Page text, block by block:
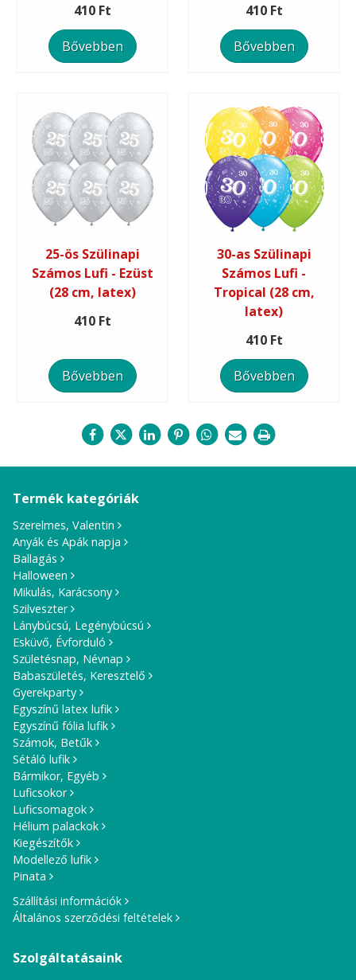
410 Ft
Bővebben
410 Ft
Bővebben
25-ös Szülinapi
Számos Lufi - Ezüst
(28 cm, latex)
410 Ft
Bővebben
30-as Szülinapi
Számos Lufi -
Tropical (28 cm,
latex)
410 Ft
Bővebben
Termék kategóriák
Szerelmes, Valentin
Anyák és Apák napja
Ballagás
Halloween
Mikulás, Karácsony
Szilveszter
Lánybúcsú, Legénybúcsú
Esküvő, Évforduló
Születésnap, Névnap
Babaszületés, Keresztelő
Gyerekparty
Egyszínű latex lufik
Egyszínű fólia lufik
Számok, Betűk
Sétáló lufik
Bármikor, Egyéb
Luficsokor
Luficsomagok
Hélium palackok
Kiegészítők
Modellező lufik
Pinata
Szállítási információk
Általános szerződési feltételek
Szolgáltatásaink